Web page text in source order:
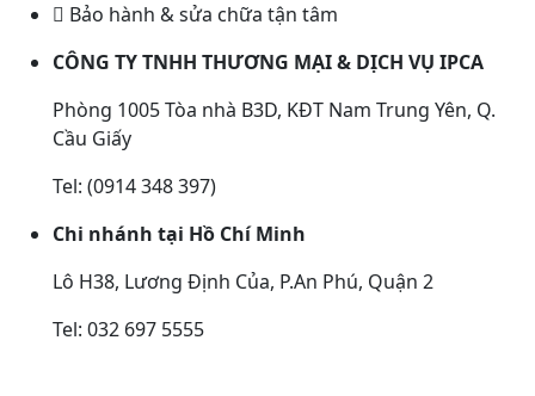
Bảo hành & sửa chữa tận tâm
CÔNG TY TNHH THƯƠNG MẠI & DỊCH VỤ IPCA
Phòng 1005 Tòa nhà B3D, KĐT Nam Trung Yên, Q.
Cầu Giấy
Tel: (0914 348 397)
Chi nhánh tại Hồ Chí Minh
Lô H38, Lương Định Của, P.An Phú, Quận 2
Tel: 032 697 5555